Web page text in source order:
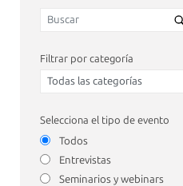
Filtrar por categoría
Selecciona el tipo de evento
Todos
Entrevistas
Seminarios y webinars